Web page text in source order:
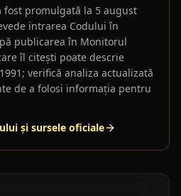
fost promulgată la 5 august
intrarea Codului în
publicarea în Monitorul
îl citești poate descrie
verifică analiza actualizată
de a folosi informația pentru
și sursele oficiale